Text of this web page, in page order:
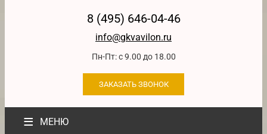
8 (495) 646-04-46
info@gkvavilon.ru
Пн-Пт: с 9.00 до 18.00
ЗАКАЗАТЬ ЗВОНОК
≡ МЕНЮ